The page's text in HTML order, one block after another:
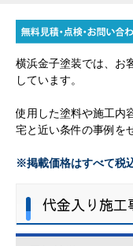
横浜金子塗装では、お
しています。
使用した塗料や施工内
宅と近い条件の事例を
※掲載価格はすべて税
代金入り施工